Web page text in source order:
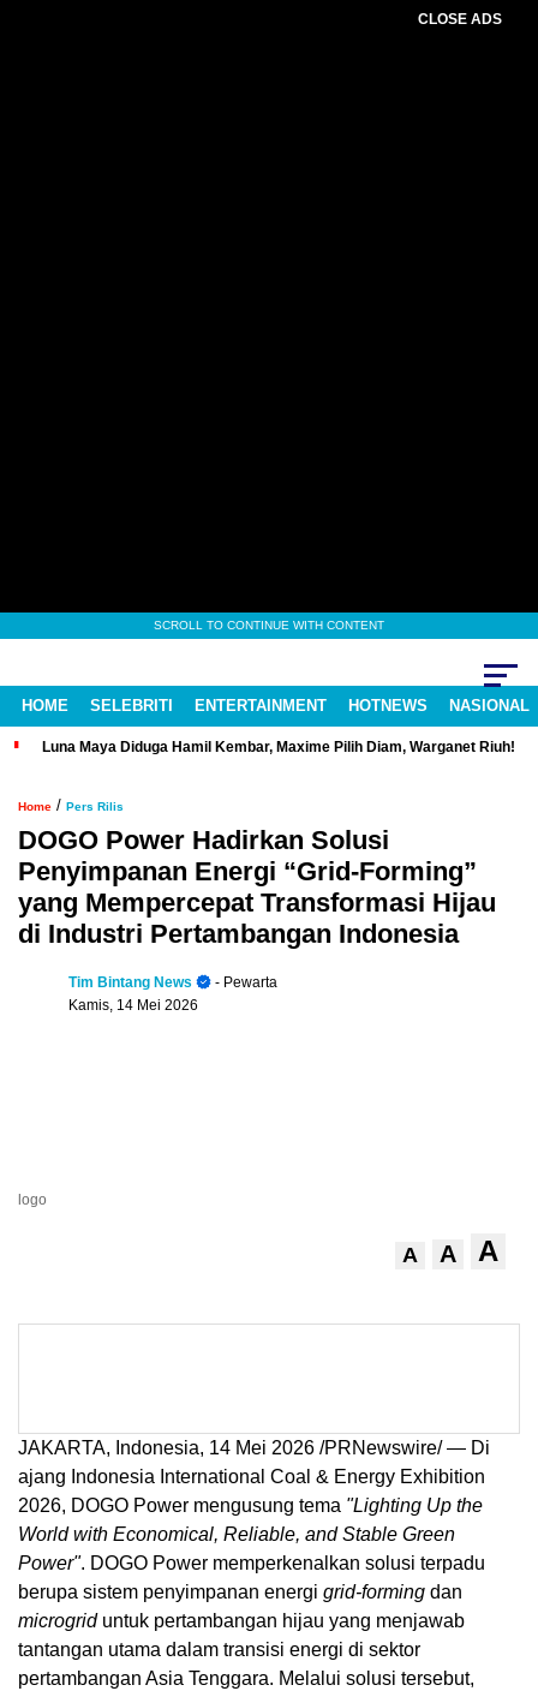
CLOSE ADS
SCROLL TO CONTINUE WITH CONTENT
HOME SELEBRITI ENTERTAINMENT HOTNEWS NASIONAL
Luna Maya Diduga Hamil Kembar, Maxime Pilih Diam, Warganet Riuh!
Home / Pers Rilis
DOGO Power Hadirkan Solusi
Penyimpanan Energi “Grid-Forming”
yang Mempercepat Transformasi Hijau
di Industri Pertambangan Indonesia
Tim Bintang News
- Pewarta
Kamis, 14 Mei 2026
logo
A A A
JAKARTA, Indonesia, 14 Mei 2026 /PRNewswire/ — Di
ajang Indonesia International Coal & Energy Exhibition
2026, DOGO Power mengusung tema "Lighting Up the
World with Economical, Reliable, and Stable Green
Power". DOGO Power memperkenalkan solusi terpadu
berupa sistem penyimpanan energi grid-forming dan
microgrid untuk pertambangan hijau yang menjawab
tantangan utama dalam transisi energi di sektor
pertambangan Asia Tenggara. Melalui solusi tersebut,